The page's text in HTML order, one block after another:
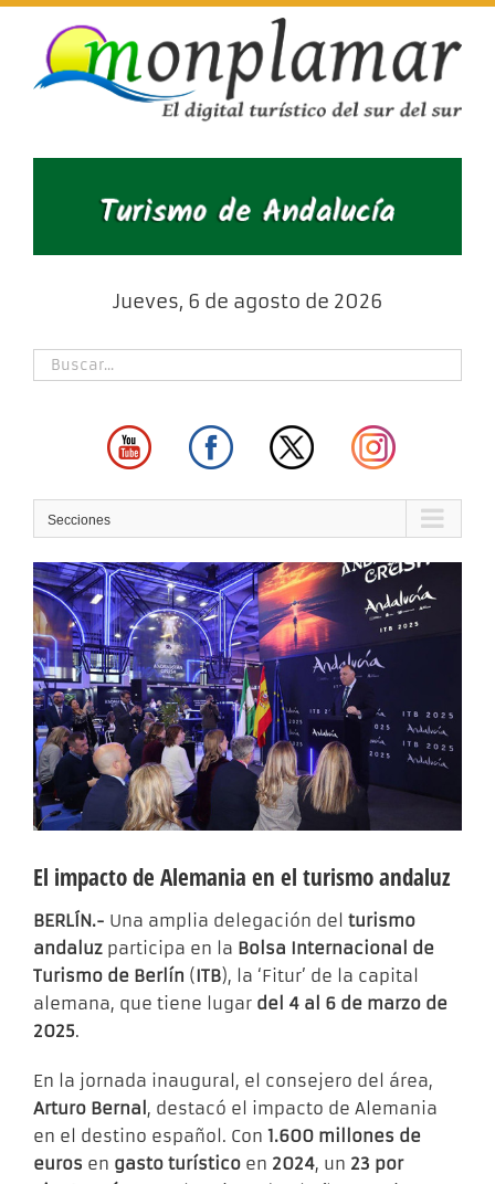
Skip
content
Jueves, 6 de agosto de 2026
Secciones
El impacto de Alemania en el turismo andaluz
BERLÍN.- Una amplia delegación del turismo
andaluz participa en la Bolsa Internacional de
Turismo de Berlín (ITB), la ‘Fitur’ de la capital
alemana, que tiene lugar del 4 al 6 de marzo de
2025.
En la jornada inaugural, el consejero del área,
Arturo Bernal , destacó el impacto de Alemania
en el destino español. Con 1.600 millones de
euros en gasto turístico en 2024, un 23 por